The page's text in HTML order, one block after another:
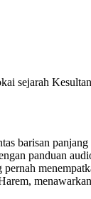
sejarah
barisan
panduan